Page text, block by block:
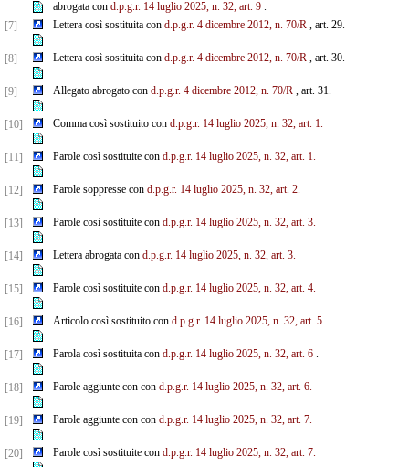
abrogata con d.p.g.r. 14 luglio 2025, n. 32, art. 9.
[7]
Lettera così sostituita con d.p.g.r. 4 dicembre 2012, n. 70/R, art. 29.
[8] Lettera così sostituita con d.p.g.r. 4 dicembre 2012, n. 70/R, art. 30.
[9] Allegato abrogato con d.p.g.r. 4 dicembre 2012, n. 70/R, art. 31.
[10] Comma così sostituito con d.p.g.r. 14 luglio 2025, n. 32, art. 1.
[11] Parole così sostituite con d.p.g.r. 14 luglio 2025, n. 32, art. 1.
[12] Parole soppresse con d.p.g.r. 14 luglio 2025, n. 32, art. 2.
[13] Parole così sostituite con d.p.g.r. 14 luglio 2025, n. 32, art. 3.
[14] Lettera abrogata con d.p.g.r. 14 luglio 2025, n. 32, art. 3.
[15] Parole così sostituite con d.p.g.r. 14 luglio 2025, n. 32, art. 4.
[16] Articolo così sostituito con d.p.g.r. 14 luglio 2025, n. 32, art. 5.
[17] Parola così sostituita con d.p.g.r. 14 luglio 2025, n. 32, art. 6.
[18] Parole aggiunte con con d.p.g.r. 14 luglio 2025, n. 32, art. 6.
[19] Parole aggiunte con con d.p.g.r. 14 luglio 2025, n. 32, art. 7.
[20] Parole così sostituite con d.p.g.r. 14 luglio 2025, n. 32, art. 7.